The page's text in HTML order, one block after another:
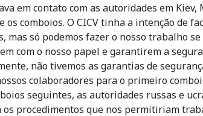
em contato com as autoridades em Kiev,
os comboios. O CICV tinha a intenção de
mas só podemos fazer o nosso trabalho
com o nosso papel e garantirem a
não tivemos as garantias de
colaboradores para o primeiro
seguintes, as autoridades russas e
os procedimentos que nos permitiriam